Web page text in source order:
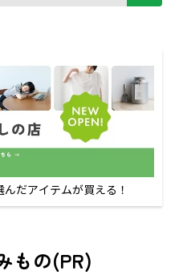
だアイテムが買える！
もの(PR)